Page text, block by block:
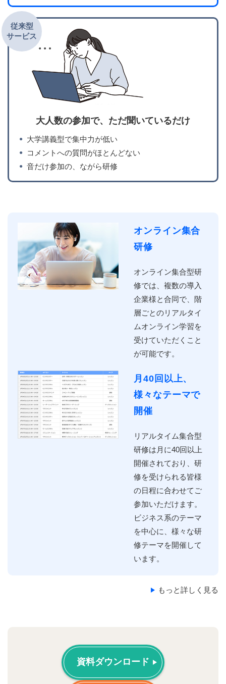
従来型
サービス
大人数の参加で、ただ聞いているだけ
大学講義型で集中力が低い
コメントへの質問がほとんどない
音だけ参加の、ながら研修
オンライン集合
研修
オンライン集合型研
修では、複数の導入
企業様と合同で、階
層ごとのリアルタイ
ムオンライン学習を
受けていただくこと
が可能です。
月40回以上、
様々なテーマで
開催
リアルタイム集合型
研修は月に40回以上
開催されており、研
修を受けられる皆様
の日程に合わせてご
参加いただけます。
ビジネス系のテーマ
を中心に、様々な研
修テーマを開催して
います。
もっと詳しく見る
資料ダウンロード